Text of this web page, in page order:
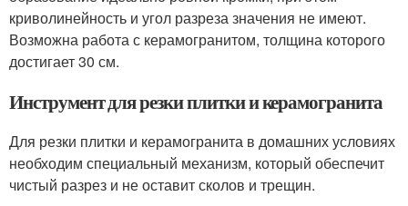
криволинейность и угол разреза значения не имеют.
Возможна работа с керамогранитом, толщина которого
достигает 30 см.
Инструмент для резки плитки и керамогранита
Для резки плитки и керамогранита в домашних условиях
необходим специальный механизм, который обеспечит
чистый разрез и не оставит сколов и трещин.